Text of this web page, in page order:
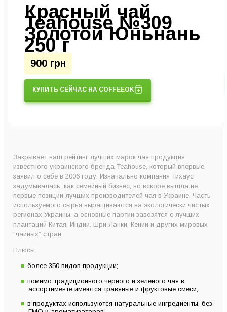
Красный чай
Teahouse №309
Золотой Юньнань
250 г
900 грн
КУПИТЬ СЕЙЧАС НА COFFEEOK
Закрывает наш рейтинг лучших марок чая продукция
известного украинского бренда Teahouse, который впервые
заявил о себе в 2006 году. Изначально компания Тихаус
задумывалась, как семейный бизнес, но вскоре вышла не
первые позиции лучших производителей чая в Украине. Часть
используемого сырья выращиваются на экологически чистых
регионах Украины, а основные партии завозятся с лучших
плантаций Китая, Индии, Шри-Ланки, Кении и других мировых
“чайных” стран.
Плюсы:
более 350 видов продукции;
помимо традиционного черного и зеленого чая в
ассортименте имеются травяные и фруктовые смеси;
в продуктах используются натуральные ингредиенты, без